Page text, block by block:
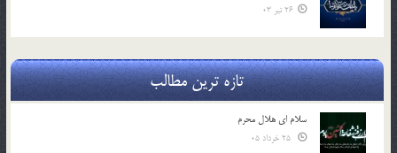
26 تیر 03
تازه ترین مطالب
سلام ای هلال محرم